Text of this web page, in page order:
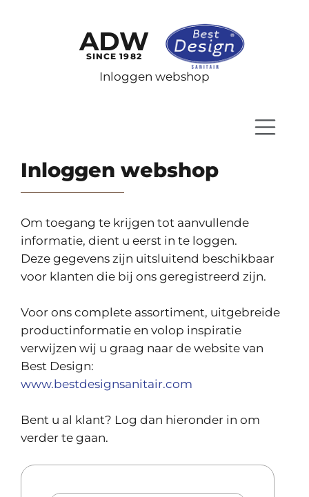
ADW
SINCE 1982
Inloggen webshop
Inloggen webshop
Om toegang te krijgen tot aanvullende
informatie, dient u eerst in te loggen.
Deze gegevens zijn uitsluitend beschikbaar
voor klanten die bij ons geregistreerd zijn.
Voor ons complete assortiment, uitgebreide
productinformatie en volop inspiratie
verwijzen wij u graag naar de website van
Best Design:
www.bestdesignsanitair.com
Bent u al klant? Log dan hieronder in om
verder te gaan.